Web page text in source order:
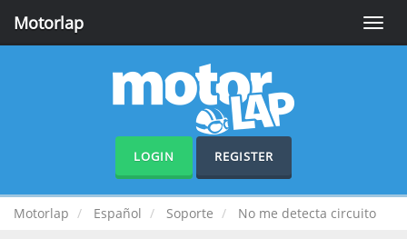
Toggle
Motorlap
LOGIN REGISTER
Motorlap Español Soporte No me detecta circuito